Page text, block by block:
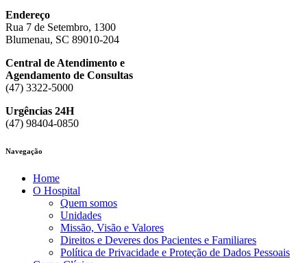
Endereço
Rua 7 de Setembro, 1300
Blumenau, SC 89010-204
Central de Atendimento e
Agendamento de Consultas
(47) 3322-5000
Urgências 24H
(47) 98404-0850
Navegação
Home
O Hospital
Quem somos
Unidades
Missão, Visão e Valores
Direitos e Deveres dos Pacientes e Familiares
Política de Privacidade e Proteção de Dados Pessoais